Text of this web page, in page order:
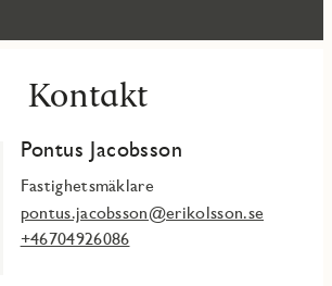
Kontakt
Pontus Jacobsson
Fastighetsmäklare
pontus.jacobsson@erikolsson.se
+46704926086